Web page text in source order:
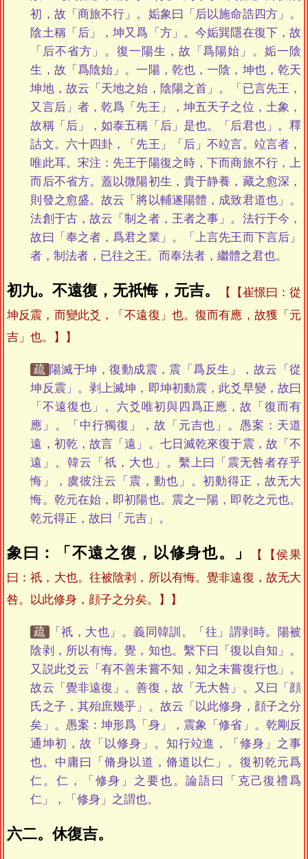
初，故「商旅不行」。姤象曰「后以施命誥四方」。
陰土稱「后」，坤又爲「方」。今姤巽隱在復下，故
「后不省方」。復一陽生，故「爲陽始」。姤一陰
生，故「爲陰始」。一陽，乾也，一陰，坤也，乾天
坤地，故云「天地之始，陰陽之首」。「已言先王，
又言后」者，乾爲「先王」，坤五天子之位，土象，
故稱「后」，如泰五稱「后」是也。「后君也」。釋
詁文。六十四卦，「先王」「后」不竝言。竝言者，
唯此耳。宋注：先王于陽復之時，下而商旅不行，上
而后不省方。蓋以微陽初生，貴于静養，藏之愈深，
則發之愈盛。故云「將以輔遂陽體，成致君道也」。
法創于古，故云「制之者，王者之事」。法行于今，
故曰「奉之者，爲君之業」。「上言先王而下言后」
者，制法者，已往之王。而奉法者，繼體之君也。
初九。不遠復，无祇悔，元吉。
【崔憬曰：從
坤反震，而變此爻，「不遠復」也。復而有應，故獲「元
吉」也。】
疏 陽滅于坤，復動成震，震「爲反生」，故云「從
坤反震」。剥上滅坤，即坤初動震，此爻早變，故曰
「不遠復也」。六爻唯初與四爲正應，故「復而有
應」。「中行獨復」，故「元吉也」。愚案：天道
遠，初乾，故言「遠」。七日滅乾來復于震，故「不
遠」。韓云「祇，大也」。繫上曰「震无咎者存乎
悔」，虞彼注云「震，動也」。初動得正，故无大
悔。乾元在始，即初陽也。震之一陽，即乾之元也。
乾元得正，故曰「元吉」。
象曰：「不遠之復，以修身也。」
【侯果
曰：祇，大也。往被陰剥，所以有悔。覺非遠復，故无大
咎。以此修身，顔子之分矣。】
疏
「祇，大也」。義同韓訓。「往」謂剥時。陽被
陰剥，所以有悔。覺，知也。繫下曰「復以自知」。
又説此爻云「有不善未嘗不知，知之未嘗復行也」。
故云「覺非遠復」。善復，故「无大咎」。又曰「顔
氏之子，其殆庶幾乎」。故云「以此修身，顔子之分
矣」。愚案：坤形爲「身」，震象「修省」。乾剛反
通坤初，故「以修身」。知行竝進，「修身」之事
也。中庸曰「脩身以道，脩道以仁」。復初乾元爲
仁。仁，「修身」之要也。論語曰「克己復禮爲
仁」，「修身」之謂也。
六二。休復吉。